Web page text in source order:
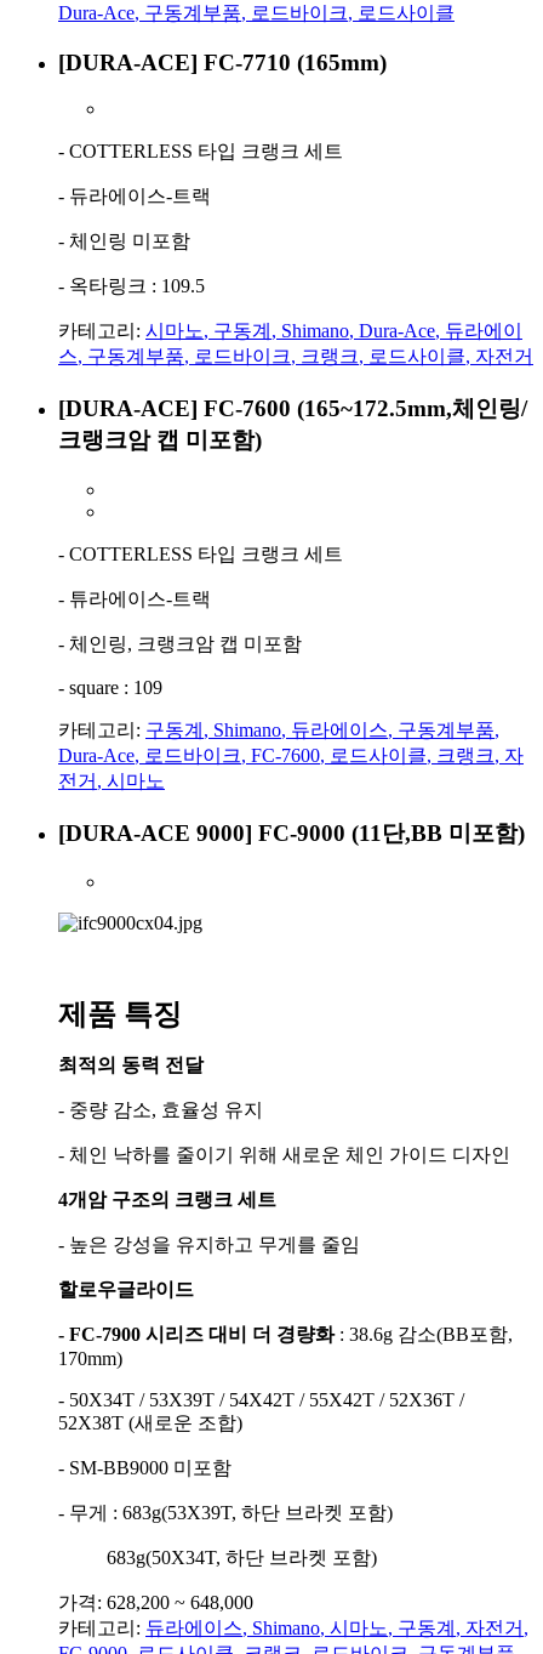
Dura-Ace, 구동계부품, 로드바이크, 로드사이클
[DURA-ACE] FC-7710 (165mm)
- COTTERLESS 타입 크랭크 세트
- 듀라에이스-트랙
- 체인링 미포함
- 옥타링크 : 109.5
카테고리: 시마노, 구동계 , Shimano, Dura-Ace, 듀라에이
스, 구동계부품, 로드바이크, 크랭크, 로드사이클, 자전거
[DURA-ACE] FC-7600 (165~172.5mm,체인링/
크랭크암 캡 미포함)
- COTTERLESS 타입 크랭크 세트
- 튜라에이스-트랙
- 체인링, 크랭크암 캡 미포함
- square : 109
카테고리: 구동계 , Shimano, 듀라에이스, 구동계부품,
Dura-Ace, 로드바이크, FC-7600, 로드사이클, 크랭크, 자
전거 , 시마노
[DURA-ACE 9000] FC-9000 (11단,BB 미포함)
제품 특징
최적의 동력 전달
- 중량 감소, 효율성 유지
- 체인 낙하를 줄이기 위해 새로운 체인 가이드 디자인
4개암 구조의 크랭크 세트
- 높은 강성을 유지하고 무게를 줄임
할로우글라이드
- FC-7900 시리즈 대비 더 경량화 : 38.6g 감소(BB포함,
170mm)
- 50X34T / 53X39T / 54X42T / 55X42T / 52X36T /
52X38T (새로운 조합)
- SM-BB9000 미포함
- 무게 : 683g(53X39T, 하단 브라켓 포함)
683g(50X34T, 하단 브라켓 포함)
가격: 628,200 ~ 648,000
카테고리: 듀라에이스, Shimano, 시마노, 구동계 , 자전거 ,